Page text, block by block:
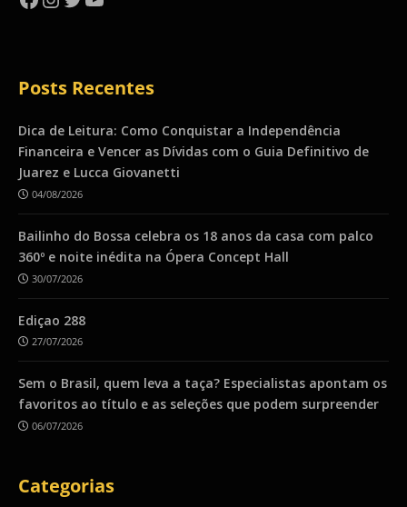
Posts Recentes
Dica de Leitura: Como Conquistar a Independência
Financeira e Vencer as Dívidas com o Guia Definitivo de
Juarez e Lucca Giovanetti
04/08/2026
Bailinho do Bossa celebra os 18 anos da casa com palco
360º e noite inédita na Ópera Concept Hall
30/07/2026
Ediçao 288
27/07/2026
Sem o Brasil, quem leva a taça? Especialistas apontam os
favoritos ao título e as seleções que podem surpreender
06/07/2026
Categorias